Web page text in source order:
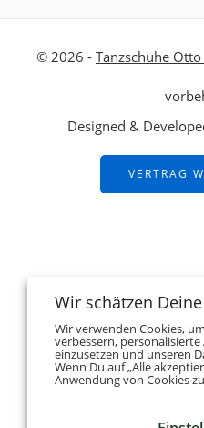
© 2026 - Tanzschuhe
Designed &
VERTRAG
Wir schätzen
Wir verwenden Cookies,
verbessern,
einzusetzen und unseren
Wenn Du auf „Alle
Anwendung von Cookies